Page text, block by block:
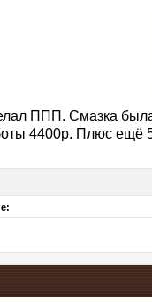
ППП. Смазка
4400р. Плюс ещё